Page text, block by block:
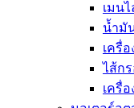
เมน
น้ำมั
เครื่
ไส้ก
เครื่